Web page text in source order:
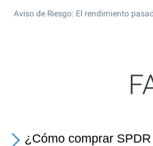
Aviso de Riesgo: El rendimiento
¿Cómo comprar